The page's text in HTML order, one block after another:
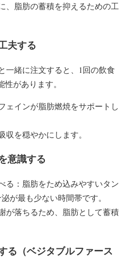
、脂肪の蓄積を抑えるための工
夫する
一緒に注文すると、1回の飲食
性があります。
ェインが脂肪燃焼をサポートし
を穏やかにします。
意識する
る：脂肪をため込みやすいタン
が最も少ない時間帯です。
が落ちるため、脂肪として蓄積
る（ベジタブルファース